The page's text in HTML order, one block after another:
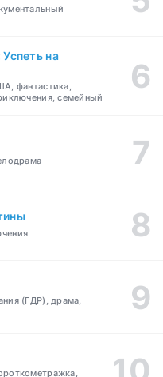
на
фантастика,
семейный
(ГДР), драма,